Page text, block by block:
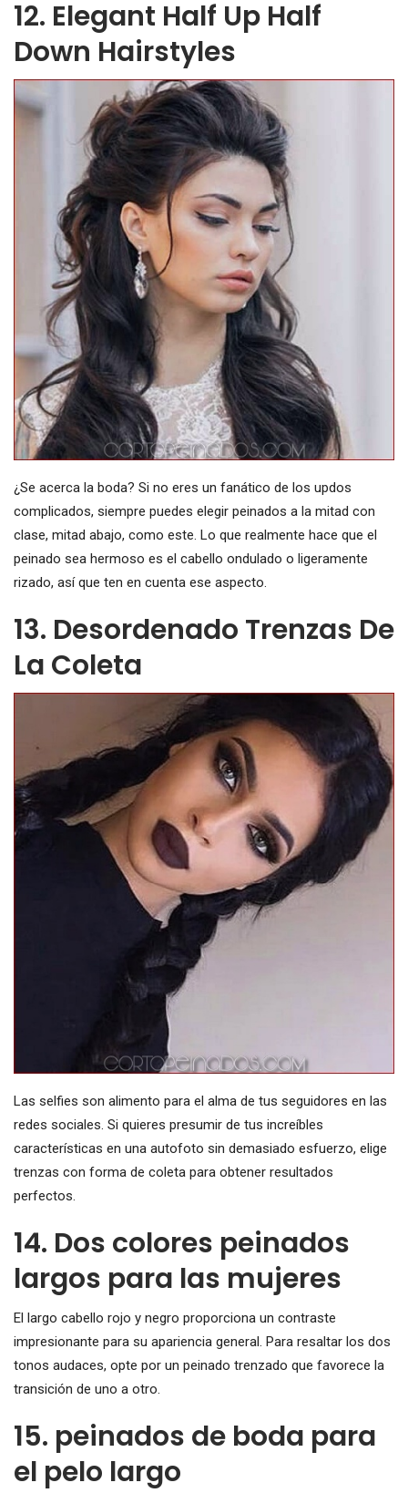
12. Elegant Half Up Half
Down Hairstyles
¿Se acerca la boda? Si no eres un fanático de los updos
complicados, siempre puedes elegir peinados a la mitad con
clase, mitad abajo, como este. Lo que realmente hace que el
peinado sea hermoso es el cabello ondulado o ligeramente
rizado, así que ten en cuenta ese aspecto.
13. Desordenado Trenzas De
La Coleta
Las selfies son alimento para el alma de tus seguidores en las
redes sociales. Si quieres presumir de tus increíbles
características en una autofoto sin demasiado esfuerzo, elige
trenzas con forma de coleta para obtener resultados
perfectos.
14. Dos colores peinados
largos para las mujeres
El largo cabello rojo y negro proporciona un contraste
impresionante para su apariencia general. Para resaltar los dos
tonos audaces, opte por un peinado trenzado que favorece la
transición de uno a otro.
15. peinados de boda para
el pelo largo